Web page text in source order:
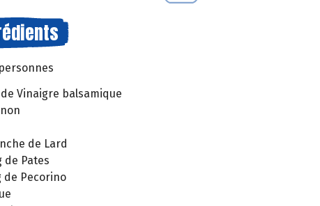
de Vinaigre balsamique
de Lard
de Pates
de Pecorino